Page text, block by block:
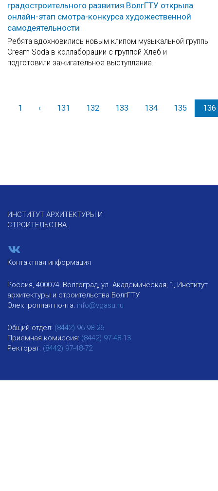
градостроительного развития ВолгГТУ открыла
онлайн-этап смотра-конкурса художественной
самодеятельности
Ребята вдохновились новым клипом музыкальной группы
Cream Soda в коллаборации с группой Хлеб и
подготовили зажигательное выступление.
1 ‹Назад131 132 133 134 135 136
ИНСТИТУТ АРХИТЕКТУРЫ И
СТРОИТЕЛЬСТВА
Контактная информация
Россия, 400074, Волгоград, ул. Академическая, 1, Институт
архитектуры и строительства ВолгГТУ
Электронная почта: info@vgasu.ru
Общий отдел: (8442) 96-98-26
Приемная комиссия: (8442) 97-48-13
Ректорат: (8442) 97-48-72